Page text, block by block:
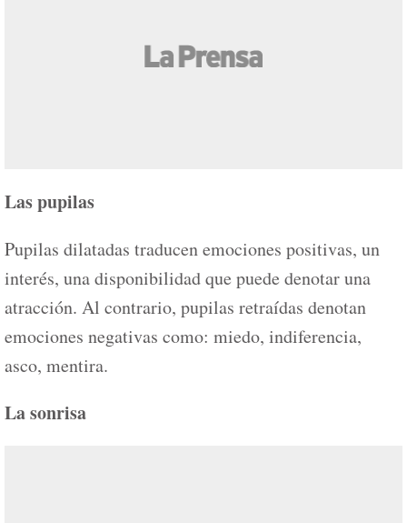
Las pupilas
Pupilas dilatadas traducen emociones positivas, un
interés, una disponibilidad que puede denotar una
atracción. Al contrario, pupilas retraídas denotan
emociones negativas como: miedo, indiferencia,
asco, mentira.
La sonrisa